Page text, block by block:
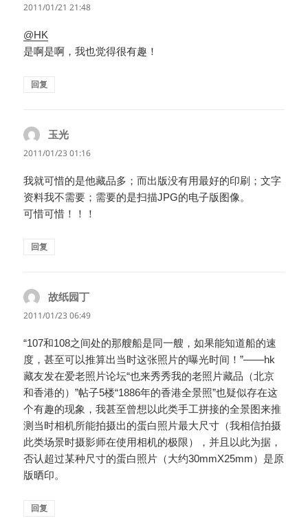
道：
2011/01/21 21:48
@HK
是啊是啊，我也觉得很有趣！
回复
玉光
道：
2011/01/23 01:16
我就可惜的是他藏品多；而出版没有用最好的印刷；文字
资料我不需要；需要的是扫描JPG的电子版图像。
可惜可惜！！！
回复
故纸园丁
道：
2011/01/23 06:49
“107和108之间处的那艘船是同一艘，如果能知道船的速
度，甚至可以推算出当时这张照片的曝光时间！”——hk
藏友发在爱老照片论坛“也来秀秀我的老照片藏品（北京
和香港的）”帖子5楼“1886年的香港全景照”也疑似存在这
个有趣的现象，我甚至曾想以此类手工拼接的全景图来推
测当时相机所能拍摄出的蛋白照片最大尺寸（我相信拍摄
此类场景时摄影师在使用相机的极限），并且以此为据，
否认超过某种尺寸的蛋白照片（大约30mmX25mm）是原
版晒印。
回复